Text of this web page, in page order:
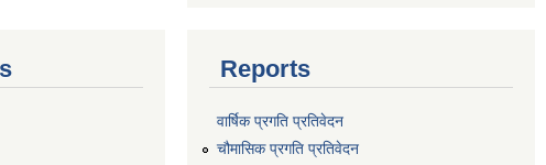
Reports
वार्षिक प्रगति प्रतिवेदन
चौमासिक प्रगति प्रतिवेदन